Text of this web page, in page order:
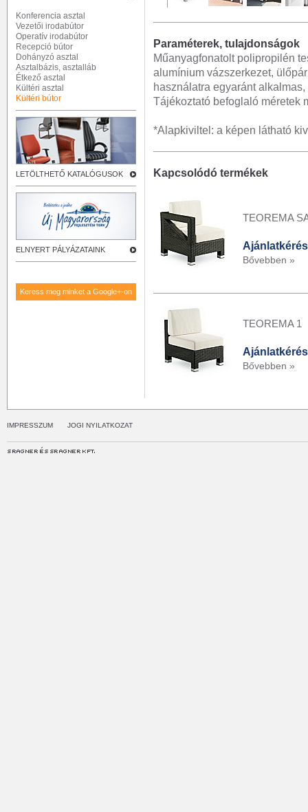
Konferencia asztal
Vezetői irodabútor
Operatív irodabútor
Recepció bútor
Dohányzó asztal
Asztalbázis, asztalláb
Étkező asztal
Kültéri asztal
Kültéri bútor
LETÖLTHETŐ KATALÓGUSOK
ELNYERT PÁLYÁZATAINK
Keress meg minket a Google+-on
Paraméterek, tulajdonságok
Műanyagfonatolt polipropilén
alumínium vázszerkezet,
használatra egyaránt
Tájékoztató befoglaló méretek
*Alapkiviltel: a képen látható
Kapcsolódó termékek
TEOREMA
Ajánlatkérés
Bővebben »
TEOREMA 1
Ajánlatkérés
Bővebben »
IMPRESSZUM JOGI NYILATKOZAT